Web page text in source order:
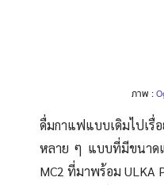
ภาพ :
ดื่มกาแฟแบบเดิมไปเรื่
หลาย ๆ แบบที่มีขนาดแ
MC2 ที่มาพร้อม ULKA